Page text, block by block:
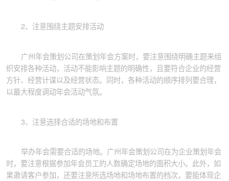
2、注意围绕主题安排活动
广州年会策划公司在策划年会方案时，要注意围绕明确主题来组
织安排各种活动，活动不能影响主题的明确性，且要符合企业的经营
方针、经营计谋以及经营状态。同时，各种活动的顺序排列要合理，
以最大程度调动年会活动气氛。
3、注意选择合适的场地和布置
举办年会需要合适的场地。广州年会策划公司在为企业策划年会
时，要注意根据参加年会员工的人数确定场地的面积大小。此外，如
果邀请客户参加，还要注意所选场地和场地布置的档次，要能体现企